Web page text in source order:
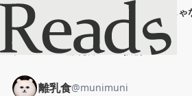
オレンジだけが果物じゃ
15日
ホーム
離乳食 投稿
離乳食@munimuni